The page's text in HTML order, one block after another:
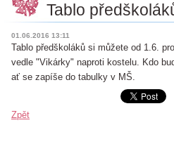
Tablo
01.06.2016 13:11
Tablo předškoláků si můžete od 1.6.
vedle "Vikárky" naproti kostelu. Kdo
ať se zapíše do tabulky v MŠ.
Zpět